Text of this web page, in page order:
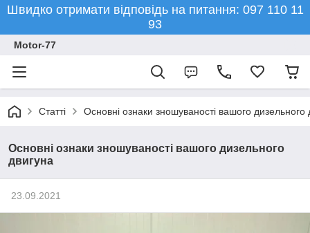
Швидко отримати відповідь на питання: 097 110 11
93
Motor-77
Статті Основні ознаки зношуваності вашого дизельного
Основні ознаки зношуваності вашого дизельного
двигуна
23.09.2021